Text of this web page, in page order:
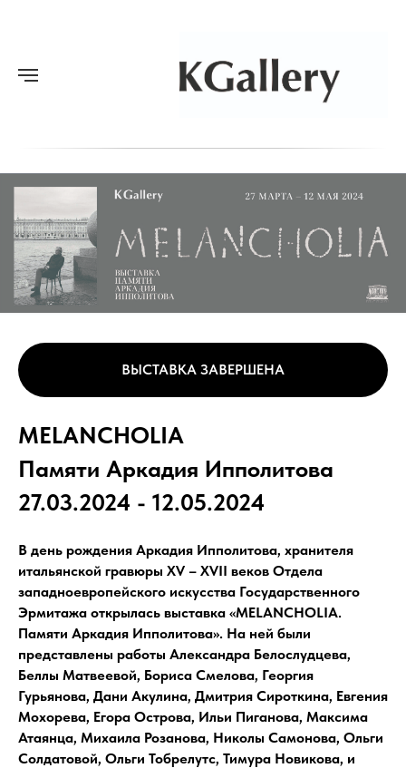
ВЫСТАВКА ЗАВЕРШЕНА
MELANCHOLIA
Памяти Аркадия Ипполитова
27.03.2024 - 12.05.2024
В день рождения Аркадия Ипполитова, хранителя
итальянской гравюры XV – XVII веков Отдела
западноевропейского искусства Государственного
Эрмитажа открылась выставка «MELANCHOLIA.
Памяти Аркадия Ипполитова». На ней были
представлены работы Александра Белослудцева,
Беллы Матвеевой, Бориса Смелова, Георгия
Гурьянова, Дани Акулина, Дмитрия Сироткина, Евгения
Мохорева, Егора Острова, Ильи Пиганова, Максима
Атаянца, Михаила Розанова, Николы Самонова, Ольги
Солдатовой, Ольги Тобрелутс, Тимура Новикова, и